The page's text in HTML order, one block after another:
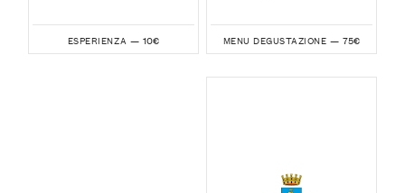
ESPERIENZA — 10€ MENU DEGUSTAZIONE — 75€